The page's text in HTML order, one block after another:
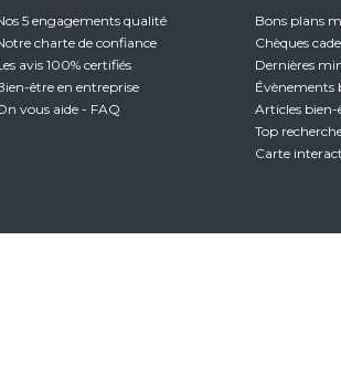
5 engagements qualité
charte de confiance
avis 100% certifiés
être en entreprise
vous aide - FAQ
Bons plans
Chèques
Dernières
Évènements
Articles bien-
Top
Carte